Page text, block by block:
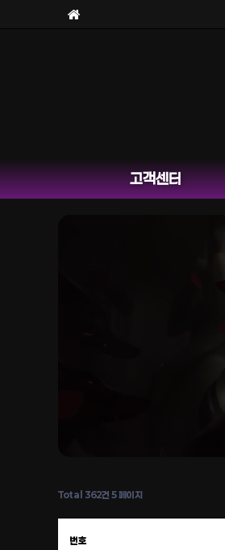
고객센터
Total 362건 5 페이지
번호